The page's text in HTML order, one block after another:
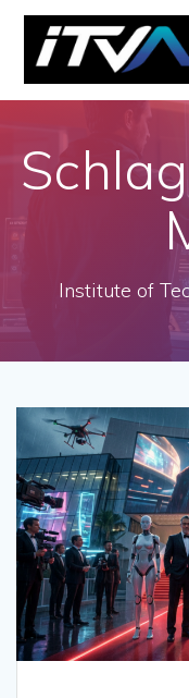
Institute of